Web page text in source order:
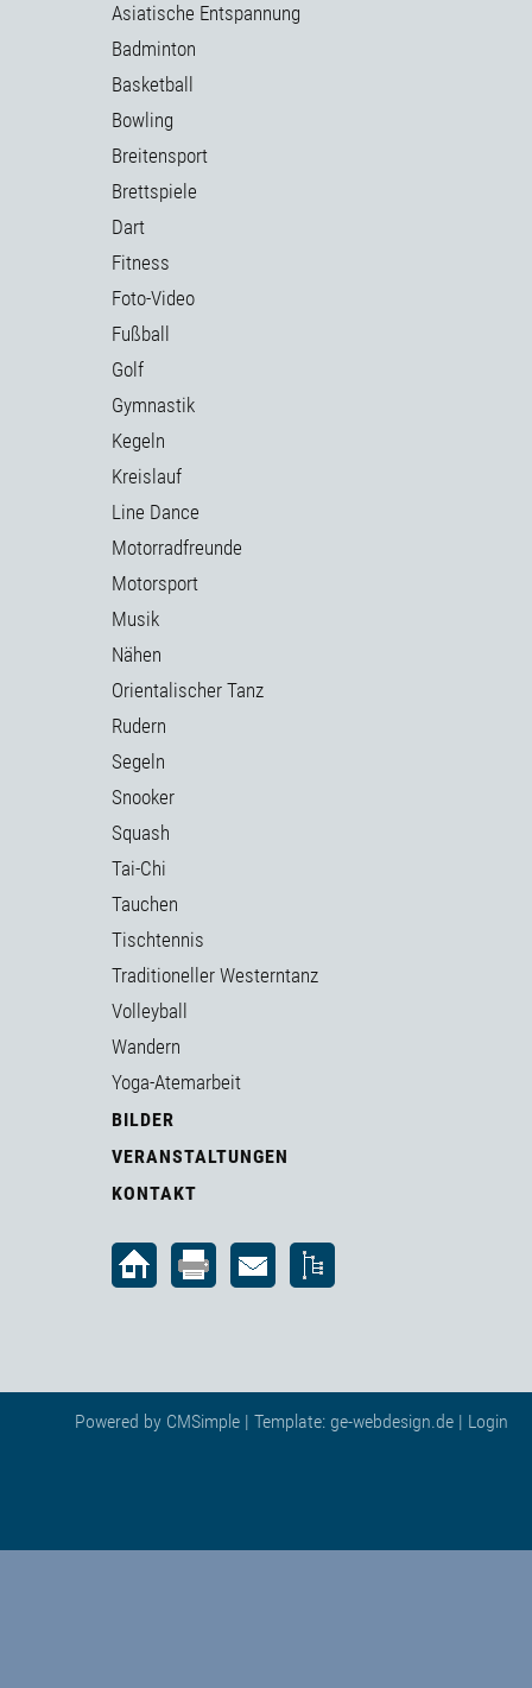
Asiatische Entspannung
Badminton
Basketball
Bowling
Breitensport
Brettspiele
Dart
Fitness
Foto-Video
Fußball
Golf
Gymnastik
Kegeln
Kreislauf
Line Dance
Motorradfreunde
Motorsport
Musik
Nähen
Orientalischer Tanz
Rudern
Segeln
Snooker
Squash
Tai-Chi
Tauchen
Tischtennis
Traditioneller Westerntanz
Volleyball
Wandern
Yoga-Atemarbeit
BILDER
VERANSTALTUNGEN
KONTAKT
Powered by CMSimple | Template: ge-webdesign.de | Login